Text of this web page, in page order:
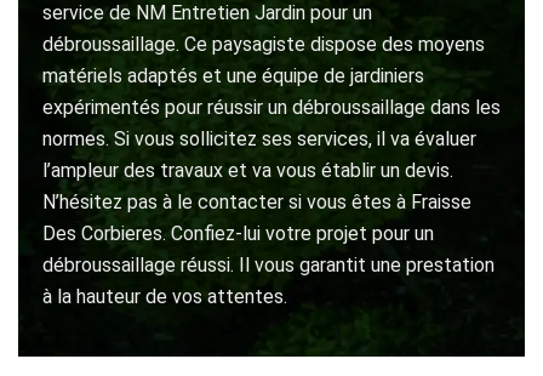
service de NM Entretien Jardin pour un
débroussaillage. Ce paysagiste dispose des moyens
matériels adaptés et une équipe de jardiniers
expérimentés pour réussir un débroussaillage dans les
normes. Si vous sollicitez ses services, il va évaluer
l’ampleur des travaux et va vous établir un devis.
N’hésitez pas à le contacter si vous êtes à Fraisse
Des Corbieres. Confiez-lui votre projet pour un
débroussaillage réussi. Il vous garantit une prestation
à la hauteur de vos attentes.